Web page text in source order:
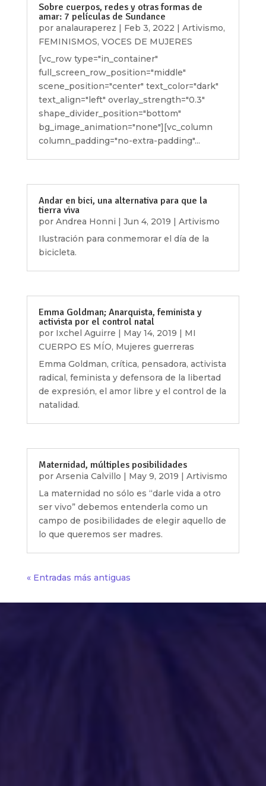
Sobre cuerpos, redes y otras formas de
amar: 7 películas de Sundance
por analauraperez | Feb 3, 2022 | Artivismo,
FEMINISMOS, VOCES DE MUJERES
[vc_row type="in_container"
full_screen_row_position="middle"
scene_position="center" text_color="dark"
text_align="left" overlay_strength="0.3"
shape_divider_position="bottom"
bg_image_animation="none"][vc_column
column_padding="no-extra-padding"...
Andar en bici, una alternativa para que la
tierra viva
por Andrea Honni | Jun 4, 2019 | Artivismo
Ilustración para conmemorar el día de la
bicicleta.
Emma Goldman; Anarquista, feminista y
activista por el control natal
por Ixchel Aguirre | May 14, 2019 | MI
CUERPO ES MÍO, Mujeres guerreras
Emma Goldman, crítica, pensadora, activista
radical, feminista y defensora de la libertad
de expresión, el amor libre y el control de la
natalidad.
Maternidad, múltiples posibilidades
por Arsenia Calvillo | May 9, 2019 | Artivismo
La maternidad no sólo es “darle vida a otro
ser vivo” debemos entenderla como un
campo de posibilidades de elegir aquello de
lo que queremos ser madres.
« Entradas más antiguas